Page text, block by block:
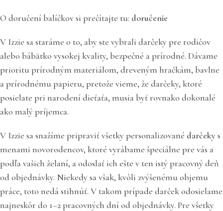
O doručení balíčkov si prečítajte tu: doručenie
V Izzie sa staráme o to, aby ste vybrali darčeky pre rodičov
alebo bábätko vysokej kvality, bezpečné a prírodné. Dávame
prioritu prírodným materiálom, dreveným hračkám, bavlne
a prírodnému papieru, pretože vieme, že darčeky, ktoré
posielate pri narodení dieťaťa, musia byť rovnako dokonalé
ako malý príjemca.
V Izzie sa snažíme pripraviť všetky personalizované darčekys
menami novorodencov, ktoré vyrábame špeciálne pre vás a
podľa vašich želaní, a odoslať ich ešte v ten istý pracovný deň
od objednávky. Niekedy sa však, kvôli zvýšenému objemu
práce, toto nedá stihnúť. V takom prípade darček odosielame
najneskôr do 1–2 pracovných dní od objednávky. Pre všetky